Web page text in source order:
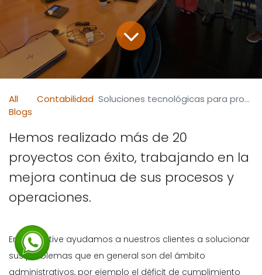
All
Blogs
Contabilidad Soluciones tecnológicas para problemas administrativos
Hemos realizado más de 20
proyectos con éxito, trabajando en la
mejora continua de sus procesos y
operaciones.
En Normative ayudamos a nuestros clientes a solucionar
sus problemas que en general son del ámbito
administrativos, por ejemplo el déficit de cumplimiento